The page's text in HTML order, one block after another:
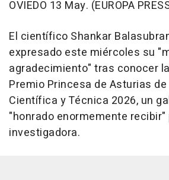
OVIEDO 13 May. (EUROPA
El científico Shankar
expresado este miércoles su
agradecimiento" tras conocer
Premio Princesa de Asturias
Científica y Técnica 2026, un
"honrado enormemente
investigadora.